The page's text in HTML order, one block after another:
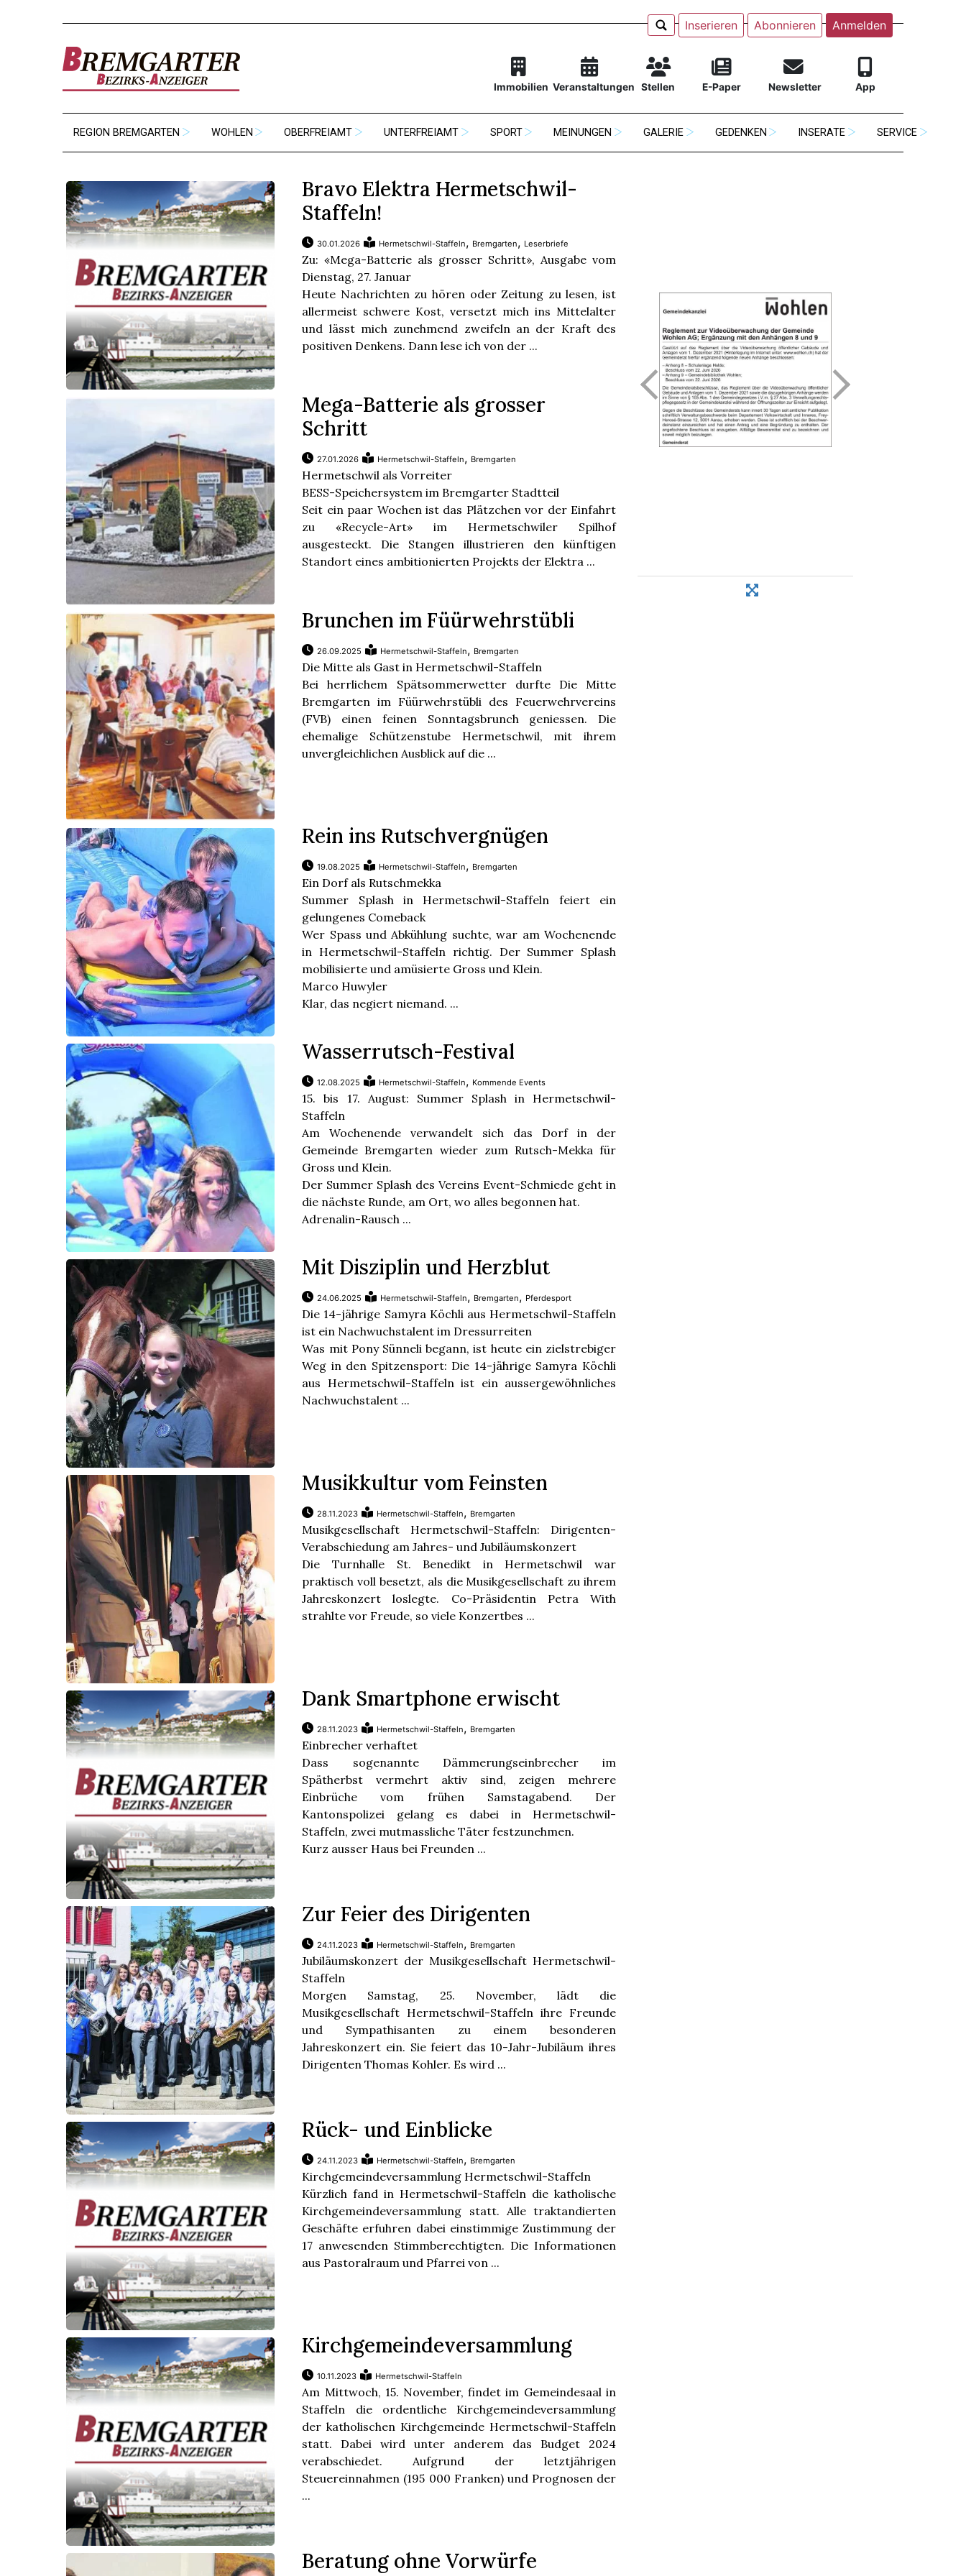
Inserieren Abonnieren Anmelden
Immobilien Veranstaltungen Stellen E-Paper Newsletter App
REGION BREMGARTEN WOHLEN OBERFREIAMT UNTERFREIAMT SPORT MEINUNGEN GALERIE GEDENKEN INSERATE SERVICE
Bravo Elektra Hermetschwil-
Staffeln!
30.01.2026 Hermetschwil-Staffeln, Bremgarten, Leserbriefe
Zu: «Mega-Batterie als grosser Schritt», Ausgabe vom
Dienstag, 27. Januar
Heute Nachrichten zu hören oder Zeitung zu lesen, ist
allermeist schwere Kost, versetzt mich ins Mittelalter
und lässt mich zunehmend zweifeln an der Kraft des
positiven Denkens. Dann lese ich von der ...
Mega-Batterie als grosser
Schritt
27.01.2026 Hermetschwil-Staffeln, Bremgarten
Hermetschwil als Vorreiter
BESS-Speichersystem im Bremgarter Stadtteil
Seit ein paar Wochen ist das Plätzchen vor der Einfahrt
zu «Recycle-Art» im Hermetschwiler Spilhof
ausgesteckt. Die Stangen illustrieren den künftigen
Standort eines ambitionierten Projekts der Elektra ...
Brunchen im Füürwehrstübli
26.09.2025 Hermetschwil-Staffeln, Bremgarten
Die Mitte als Gast in Hermetschwil-Staffeln
Bei herrlichem Spätsommerwetter durfte Die Mitte
Bremgarten im Füürwehrstübli des Feuerwehrvereins
(FVB) einen feinen Sonntagsbrunch geniessen. Die
ehemalige Schützenstube Hermetschwil, mit ihrem
unvergleichlichen Ausblick auf die ...
Rein ins Rutschvergnügen
19.08.2025 Hermetschwil-Staffeln, Bremgarten
Ein Dorf als Rutschmekka
Summer Splash in Hermetschwil-Staffeln feiert ein
gelungenes Comeback
Wer Spass und Abkühlung suchte, war am Wochenende
in Hermetschwil-Staffeln richtig. Der Summer Splash
mobilisierte und amüsierte Gross und Klein.
Marco Huwyler
Klar, das negiert niemand. ...
Wasserrutsch-Festival
12.08.2025 Hermetschwil-Staffeln, Kommende Events
15. bis 17. August: Summer Splash in Hermetschwil-
Staffeln
Am Wochenende verwandelt sich das Dorf in der
Gemeinde Bremgarten wieder zum Rutsch-Mekka für
Gross und Klein.
Der Summer Splash des Vereins Event-Schmiede geht in
die nächste Runde, am Ort, wo alles begonnen hat.
Adrenalin-Rausch ...
Mit Disziplin und Herzblut
24.06.2025 Hermetschwil-Staffeln, Bremgarten, Pferdesport
Die 14-jährige Samyra Köchli aus Hermetschwil-Staffeln
ist ein Nachwuchstalent im Dressurreiten
Was mit Pony Sünneli begann, ist heute ein zielstrebiger
Weg in den Spitzensport: Die 14-jährige Samyra Köchli
aus Hermetschwil-Staffeln ist ein aussergewöhnliches
Nachwuchstalent ...
Musikkultur vom Feinsten
28.11.2023 Hermetschwil-Staffeln, Bremgarten
Musikgesellschaft Hermetschwil-Staffeln: Dirigenten-
Verabschiedung am Jahres- und Jubiläumskonzert
Die Turnhalle St. Benedikt in Hermetschwil war
praktisch voll besetzt, als die Musikgesellschaft zu ihrem
Jahreskonzert loslegte. Co-Präsidentin Petra With
strahlte vor Freude, so viele Konzertbes ...
Dank Smartphone erwischt
28.11.2023 Hermetschwil-Staffeln, Bremgarten
Einbrecher verhaftet
Dass sogenannte Dämmerungseinbrecher im
Spätherbst vermehrt aktiv sind, zeigen mehrere
Einbrüche vom frühen Samstagabend. Der
Kantonspolizei gelang es dabei in Hermetschwil-
Staffeln, zwei mutmassliche Täter festzunehmen.
Kurz ausser Haus bei Freunden ...
Zur Feier des Dirigenten
24.11.2023 Hermetschwil-Staffeln, Bremgarten
Jubiläumskonzert der Musikgesellschaft Hermetschwil-
Staffeln
Morgen Samstag, 25. November, lädt die
Musikgesellschaft Hermetschwil-Staffeln ihre Freunde
und Sympathisanten zu einem besonderen
Jahreskonzert ein. Sie feiert das 10-Jahr-Jubiläum ihres
Dirigenten Thomas Kohler. Es wird ...
Rück- und Einblicke
24.11.2023 Hermetschwil-Staffeln, Bremgarten
Kirchgemeindeversammlung Hermetschwil-Staffeln
Kürzlich fand in Hermetschwil-Staffeln die katholische
Kirchgemeindeversammlung statt. Alle traktandierten
Geschäfte erfuhren dabei einstimmige Zustimmung der
17 anwesenden Stimmberechtigten. Die Informationen
aus Pastoralraum und Pfarrei von ...
Kirchgemeindeversammlung
10.11.2023 Hermetschwil-Staffeln
Am Mittwoch, 15. November, findet im Gemeindesaal in
Staffeln die ordentliche Kirchgemeindeversammlung
der katholischen Kirchgemeinde Hermetschwil-Staffeln
statt. Dabei wird unter anderem das Budget 2024
verabschiedet. Aufgrund der letztjährigen
Steuereinnahmen (195 000 Franken) und Prognosen der
...
Beratung ohne Vorwürfe